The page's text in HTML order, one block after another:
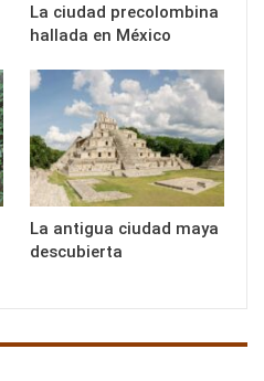
La ciudad precolombina
hallada en México
La antigua ciudad maya
descubierta